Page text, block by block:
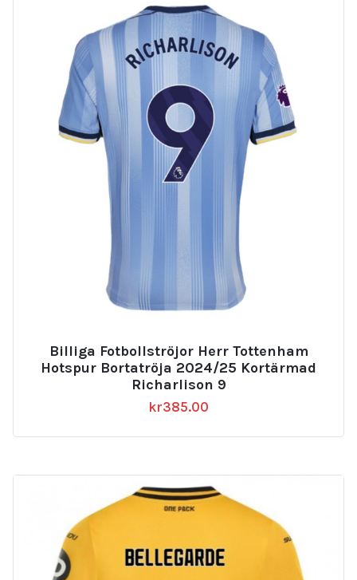
Billiga Fotbollströjor Herr Tottenham
Hotspur Bortatröja 2024/25 Kortärmad
Richarlison 9
kr385.00